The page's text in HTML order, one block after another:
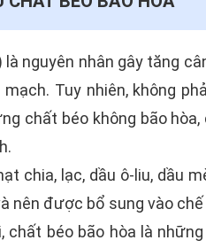
là nguyên nhân gây tăng
mạch. Tuy nhiên, không
chất béo không bão
chia, lạc, dầu ô-liu, dầu
nên được bổ sung vào
chất béo bão hòa là